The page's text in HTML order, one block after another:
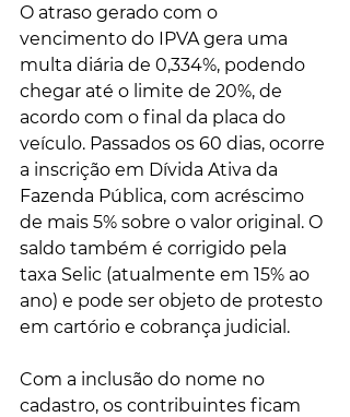
O atraso gerado com o
vencimento do IPVA gera uma
multa diária de 0,334%, podendo
chegar até o limite de 20%, de
acordo com o final da placa do
veículo. Passados os 60 dias, ocorre
a inscrição em Dívida Ativa da
Fazenda Pública, com acréscimo
de mais 5% sobre o valor original. O
saldo também é corrigido pela
taxa Selic (atualmente em 15% ao
ano) e pode ser objeto de protesto
em cartório e cobrança judicial.
Com a inclusão do nome no
cadastro, os contribuintes ficam